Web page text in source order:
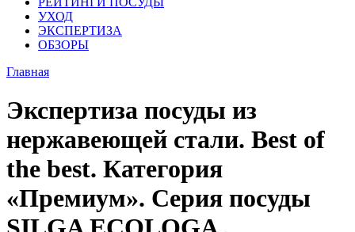
УХОД
ЭКСПЕРТИЗА
ОБЗОРЫ
Главная
Экспертиза посуды из
нержавеющей стали. Best of
the best. Категория
«Премиум». Серия посуды